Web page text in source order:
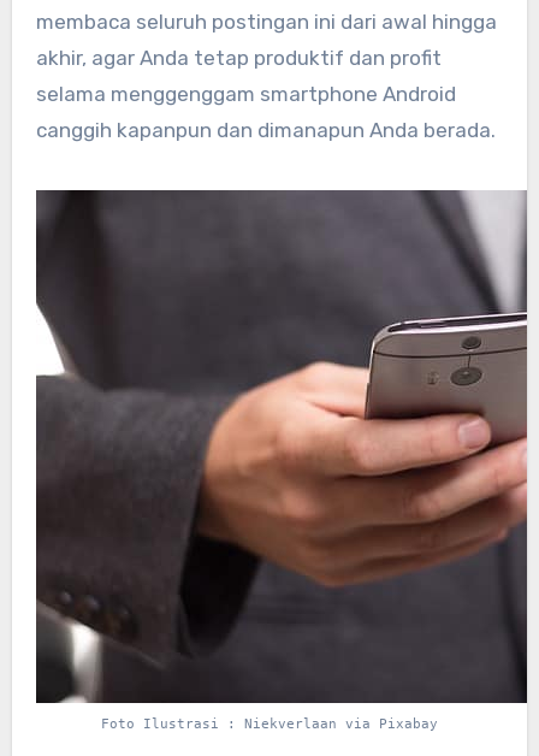
membaca seluruh postingan ini dari awal hingga
akhir, agar Anda tetap produktif dan profit
selama menggenggam smartphone Android
canggih kapanpun dan dimanapun Anda berada.
Foto Ilustrasi : Niekverlaan via Pixabay